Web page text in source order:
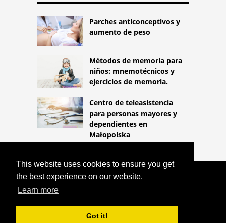
This website uses cookies to ensure you get
the best experience on our website.
Learn more
Got it!
Parches anticonceptivos y
aumento de peso
Métodos de memoria para
niños: mnemotécnicos y
ejercicios de memoria.
Centro de teleasistencia
para personas mayores y
dependientes en
Małopolska
COPYRIGHT 2026
HTTPS://LIFESTYLEMED.NET
ALÉRGICA (VASCULITIS ALÉRGICA):
CAUSAS, SÍNTOMAS Y TRATAMIENTO